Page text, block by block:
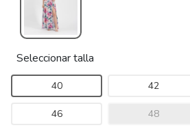
Seleccionar talla
40 42
46 48